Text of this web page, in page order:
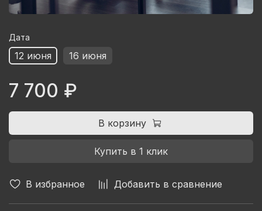
В избранное Добавить в сравнение
Дата
12 июня 16 июня
7 700 ₽
В корзину
Купить в 1 клик